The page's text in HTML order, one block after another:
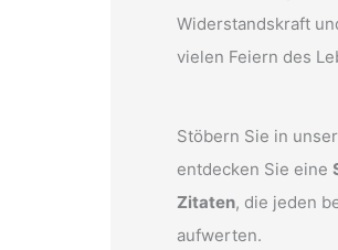
Widerstandskraft
vielen Feiern des
Stöbern Sie in
entdecken Sie eine
Zitaten, die jeden
aufwerten.